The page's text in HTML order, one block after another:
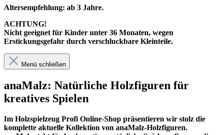
Altersempfehlung: ab 3 Jahre.
ACHTUNG!
Nicht geeignet für Kinder unter 36 Monaten, wegen
Erstickungsgefahr durch verschluckbare Kleinteile.
Menü schließen
anaMalz: Natürliche Holzfiguren für
kreatives Spielen
Im Holzspielzeug Profi Online-Shop präsentieren wir stolz die
komplette aktuelle Kollektion von anaMalz-Holzfiguren.